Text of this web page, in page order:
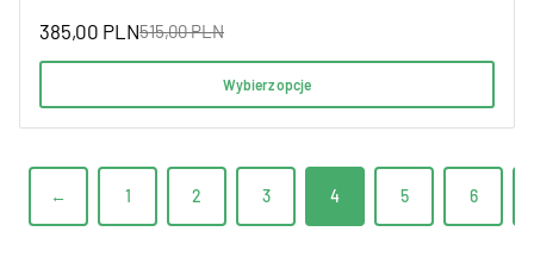
515,00PLN
385,00 PLN
Wybierz opcje
← 1 2 3 4 5 6